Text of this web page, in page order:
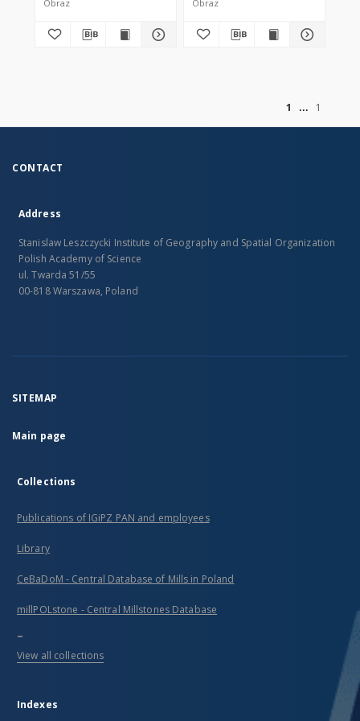
Conecticut, And Rhode
Counties and Townships
Obraz
Obraz
1
1
CONTACT
Address
Stanislaw Leszczycki Institute of Geography and Spatial Organization
Polish Academy of Science
ul. Twarda 51/55
00-818 Warszawa, Poland
SITEMAP
Main page
Collections
Publications of IGiPZ PAN and employees
Library
CeBaDoM - Central Database of Mills in Poland
millPOLstone - Central Millstones Database
...
View all collections
Indexes